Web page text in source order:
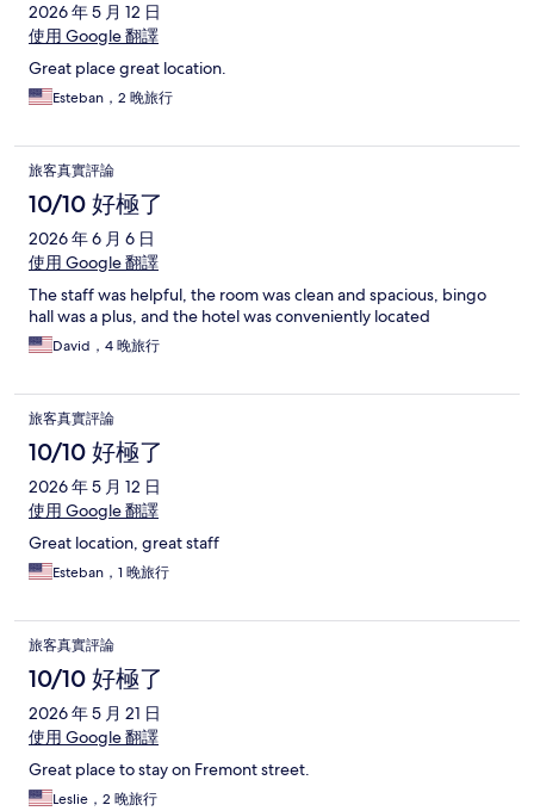
2026 年 5 月 12 日
使用 Google 翻譯
Great place great location.
Esteban，2 晚旅行
旅客真實評論
10/10 好極了
2026 年 6 月 6 日
使用 Google 翻譯
The staff was helpful, the room was clean and spacious, bingo
hall was a plus, and the hotel was conveniently located
David，4 晚旅行
旅客真實評論
10/10 好極了
2026 年 5 月 12 日
使用 Google 翻譯
Great location, great staff
Esteban，1 晚旅行
旅客真實評論
10/10 好極了
2026 年 5 月 21 日
使用 Google 翻譯
Great place to stay on Fremont street.
Leslie，2 晚旅行